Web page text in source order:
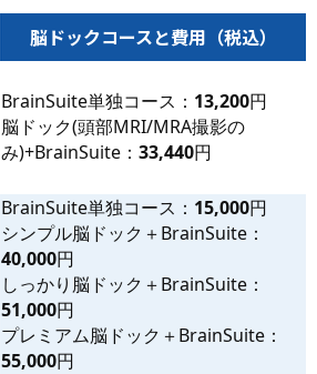
脳ドックコースと費用（税込）
BrainSuite単独コース： 13,200円
脳ドック(頭部MRI/MRA撮影の
み)+BrainSuite： 33,440円
BrainSuite単独コース： 15,000円
シンプル脳ドック＋BrainSuite：
40,000円
しっかり脳ドック＋BrainSuite：
51,000円
プレミアム脳ドック＋BrainSuite：
55,000円